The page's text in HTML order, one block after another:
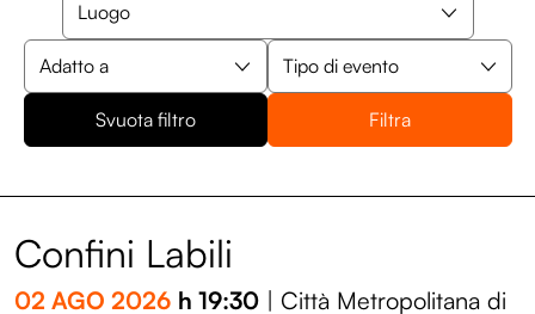
Svuota filtro
Confini Labili
02 AGO 2026 h 19:30 | Città Metropolitana di